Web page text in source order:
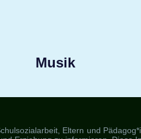
Musik
Eltern und